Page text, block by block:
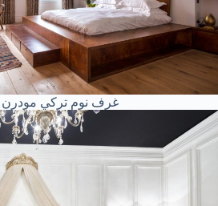
غرف نوم تركي مودرن